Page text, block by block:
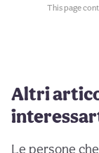
This page
Altri
Le persone